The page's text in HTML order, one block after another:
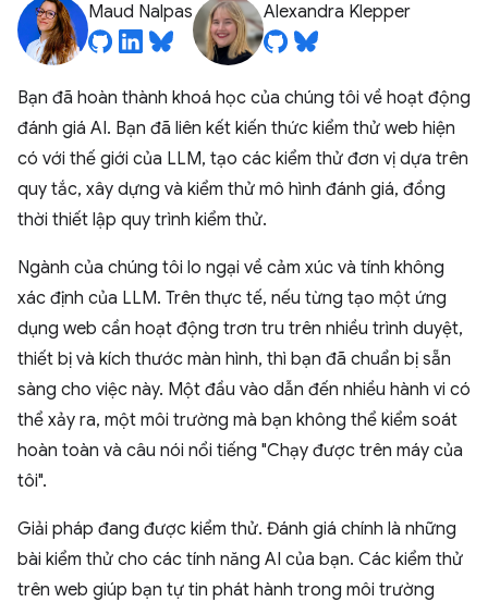
Maud Nalpas Alexandra Klepper
Bạn đã hoàn thành khoá học của chúng tôi về hoạt động
đánh giá AI. Bạn đã liên kết kiến thức kiểm thử web hiện
có với thế giới của LLM, tạo các kiểm thử đơn vị dựa trên
quy tắc, xây dựng và kiểm thử mô hình đánh giá, đồng
thời thiết lập quy trình kiểm thử.
Ngành của chúng tôi lo ngại về cảm xúc và tính không
xác định của LLM. Trên thực tế, nếu từng tạo một ứng
dụng web cần hoạt động trơn tru trên nhiều trình duyệt,
thiết bị và kích thước màn hình, thì bạn đã chuẩn bị sẵn
sàng cho việc này. Một đầu vào dẫn đến nhiều hành vi có
thể xảy ra, một môi trường mà bạn không thể kiểm soát
hoàn toàn và câu nói nổi tiếng "Chạy được trên máy của
tôi".
Giải pháp đang được kiểm thử. Đánh giá chính là những
bài kiểm thử cho các tính năng AI của bạn. Các kiểm thử
trên web giúp bạn tự tin phát hành trong môi trường